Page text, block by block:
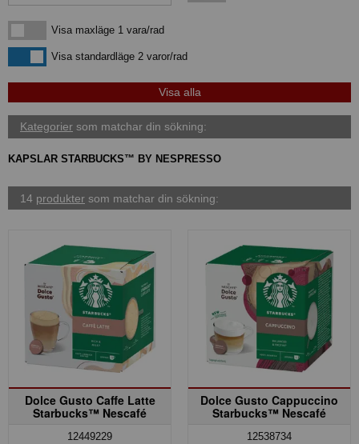
Visa maxläge 1 vara/rad
Visa maxläge 1 vara/rad
Visa standardlägeVisa standardläge 2 varor/rad
Kategorier som matchar din sökning:
KAPSLAR STARBUCKS™ BY NESPRESSO
14 produkter som matchar din sökning:
Dolce Gusto Caffe Latte
Starbucks™ Nescafé
12449229
Dolce Gusto Cappuccino
Starbucks™ Nescafé
12538734